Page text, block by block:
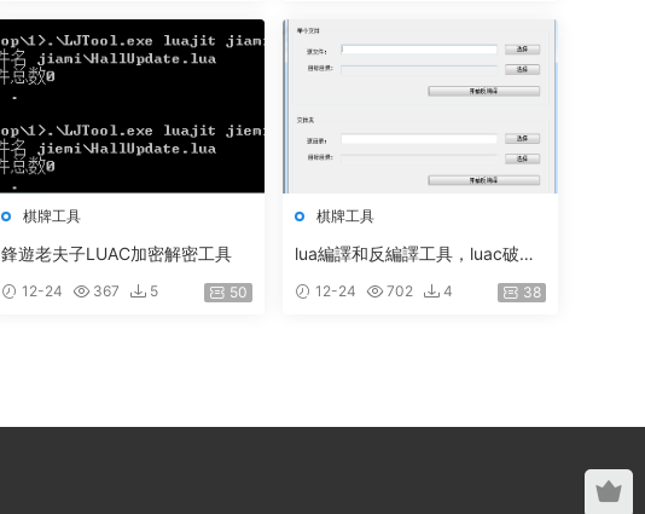
棋牌工具
鋒遊老夫子LUAC加密解密工具
12-24 367 5 50
棋牌工具
lua編譯和反編譯工具，luac破解l
12-24 702 4 38